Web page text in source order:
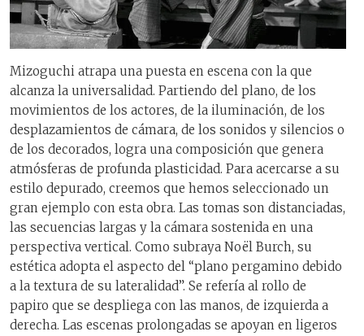
Mizoguchi atrapa una puesta en escena con la que
alcanza la universalidad. Partiendo del plano, de los
movimientos de los actores, de la iluminación, de los
desplazamientos de cámara, de los sonidos y silencios o
de los decorados, logra una composición que genera
atmósferas de profunda plasticidad. Para acercarse a su
estilo depurado, creemos que hemos seleccionado un
gran ejemplo con esta obra. Las tomas son distanciadas,
las secuencias largas y la cámara sostenida en una
perspectiva vertical. Como subraya Noël Burch, su
estética adopta el aspecto del “plano pergamino debido
a la textura de su lateralidad”. Se refería al rollo de
papiro que se despliega con las manos, de izquierda a
derecha. Las escenas prolongadas se apoyan en ligeros